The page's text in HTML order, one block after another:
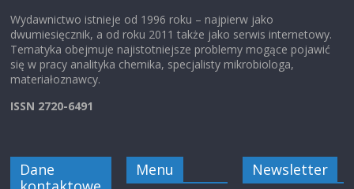
Wydawnictwo istnieje od 1996 roku – najpierw jako
dwumiesięcznik, a od roku 2011 także jako serwis internetowy.
Tematyka obejmuje najistotniejsze problemy mogące pojawić
się w pracy analityka chemika, specjalisty mikrobiologa,
materiałoznawcy.
ISSN 2720-6491
Dane
Menu Newsletter